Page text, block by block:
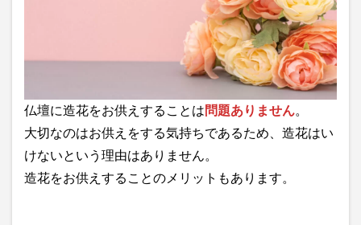
仏壇に造花をお供えすることは問題ありません。
大切なのはお供えをする気持ちであるため、造花はい
けないという理由はありません。
造花をお供えすることのメリットもあります。